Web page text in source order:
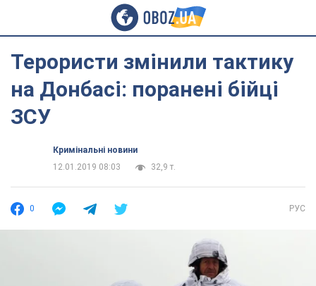
Терористи змінили тактику
на Донбасі: поранені бійці
ЗСУ
Кримінальні новини
12.01.2019 08:03
32,9 т.
0 РУС